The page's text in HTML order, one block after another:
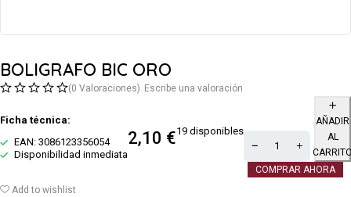
BOLIGRAFO BIC ORO
(0 Valoraciones) Escribe una valoración
Ficha técnica:
EAN: 3086123356054
Disponibilidad inmediata
2,10 €19 disponibles
AÑADIR
AL
COMPRAR AHORA
Add to wishlist